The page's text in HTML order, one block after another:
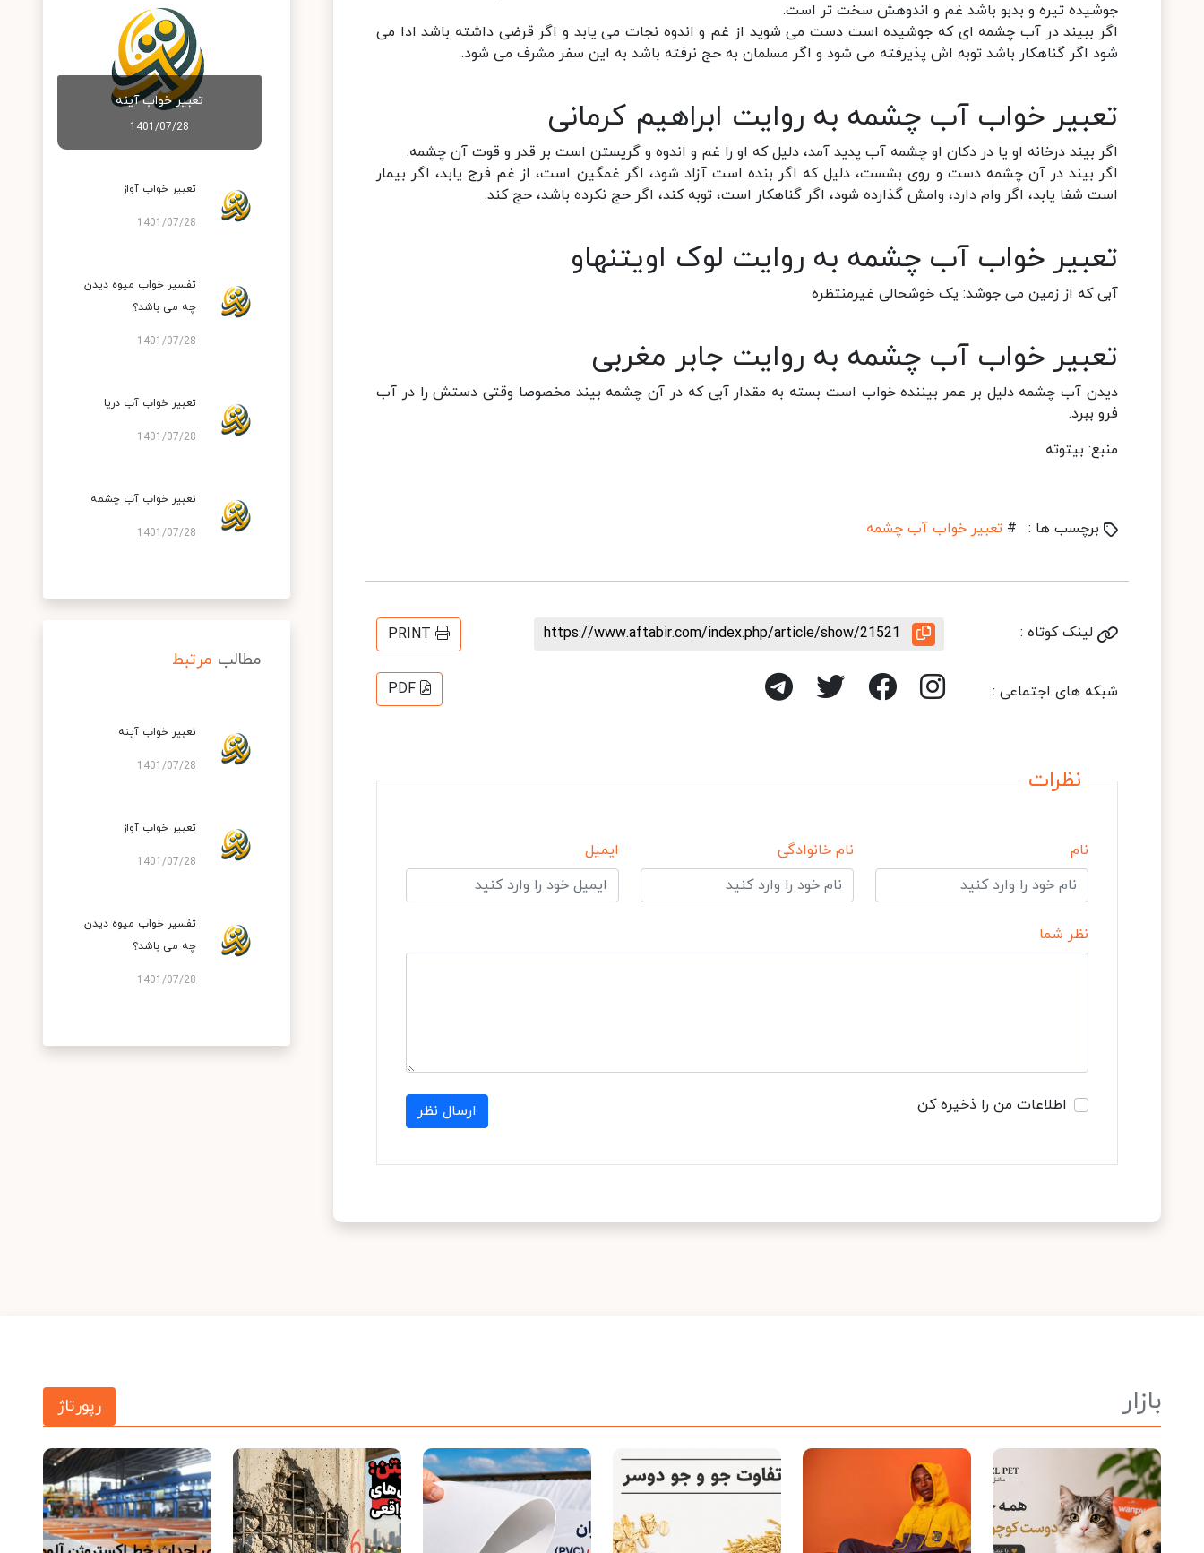
جوشیده تیره و بدبو باشد غم و اندوهش سخت تر است.
اگر ببیند در آب چشمه ای که جوشیده است دست می شوید از غم و اندوه نجات می یابد و اگر قرضی داشته باشد ادا می
شود اگر گناهکار باشد توبه اش پذیرفته می شود و اگر مسلمان به حج نرفته باشد به این سفر مشرف می شود.
تعبیر خواب آب چشمه به روایت ابراهیم کرمانی
اگر بیند درخانه او یا در دکان او چشمه آب پدید آمد، دلیل که او را غم و اندوه و گریستن است بر قدر و قوت آن چشمه.
اگر بیند در آن چشمه دست و روی بشست، دلیل که اگر بنده است آزاد شود، اگر غمگین است، از غم فرج یابد، اگر بیمار
است شفا یابد، اگر وام دارد، وامش گذارده شود، اگر گناهکار است، توبه کند، اگر حج نکرده باشد، حج کند.
تعبیر خواب آب چشمه به روایت لوک اویتنهاو
آبی که از زمین می جوشد: یک خوشحالی غیرمنتظره
تعبیر خواب آب چشمه به روایت جابر مغربی
دیدن آب چشمه دلیل بر عمر بیننده خواب است بسته به مقدار آبی که در آن چشمه بیند مخصوصا وقتی دستش را در آب
فرو ببرد.
منبع: بیتوته
برچسب ها : # تعبیر خواب آب چشمه
لینک کوتاه : https://www.aftabir.com/index.php/article/show/21521
PRINT
شبکه های اجتماعی : PDF
نظرات
نام نام خانوادگی ایمیل
نظر شما
اطلاعات من را ذخیره کن ارسال نظر
تعبير خواب آينه
1401/07/28
تعبير خواب آواز
1401/07/28
تفسیر خواب میوه دیدن
چه می باشد؟
1401/07/28
تعبیر خواب آب دریا
1401/07/28
تعبیر خواب آب چشمه
1401/07/28
مطالب مرتبط
تعبير خواب آينه
1401/07/28
تعبير خواب آواز
1401/07/28
تفسیر خواب میوه دیدن
چه می باشد؟
1401/07/28
بازار رپورتاژ